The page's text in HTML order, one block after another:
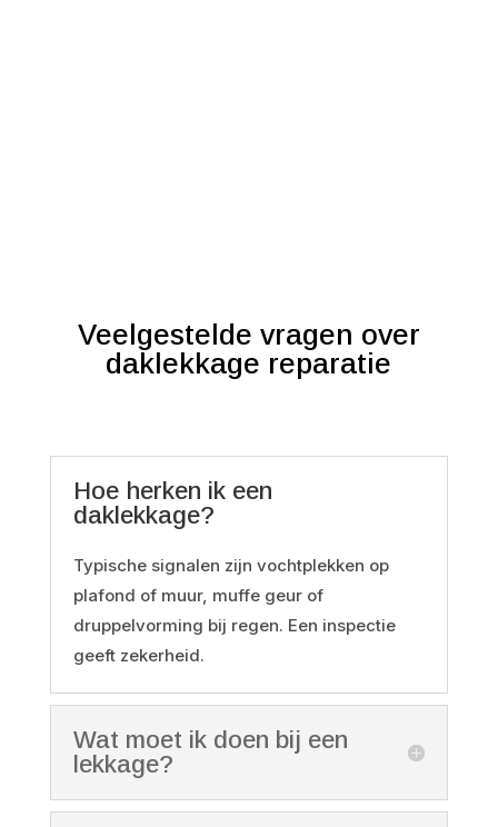
Veelgestelde vragen over
daklekkage reparatie
Hoe herken ik een
daklekkage?
Typische signalen zijn vochtplekken op
plafond of muur, muffe geur of
druppelvorming bij regen. Een inspectie
geeft zekerheid.
Wat moet ik doen bij een
lekkage?